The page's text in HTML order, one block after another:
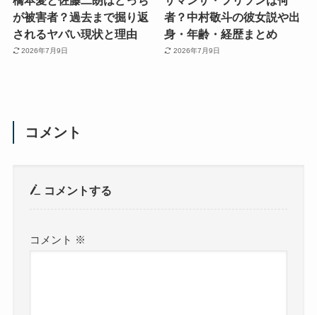
が被害者？過去まで掘り返
されるヤバい現状と理由
2026年7月9日
者？中村敬斗の彼女説や出
身・年齢・経歴まとめ
2026年7月9日
コメント
コメントする
コメント ※